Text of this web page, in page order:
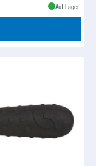
Auf Lager